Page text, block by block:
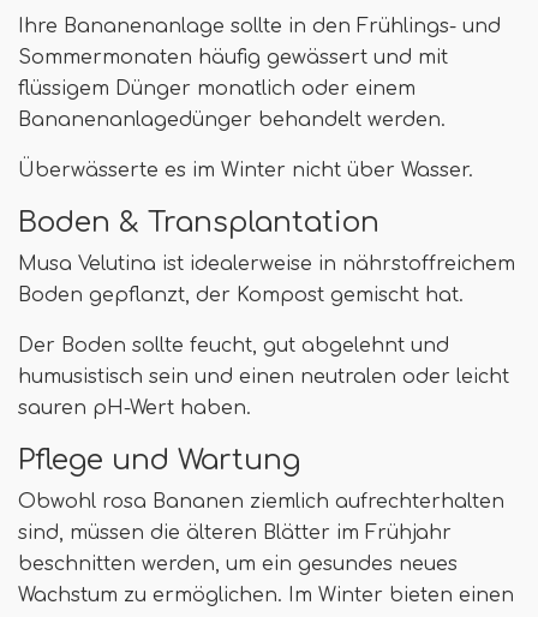
Ihre Bananenanlage sollte in den Frühlings- und
Sommermonaten häufig gewässert und mit
flüssigem Dünger monatlich oder einem
Bananenanlagedünger behandelt werden.
Überwässerte es im Winter nicht über Wasser.
Boden & Transplantation
Musa Velutina ist idealerweise in nährstoffreichem
Boden gepflanzt, der Kompost gemischt hat.
Der Boden sollte feucht, gut abgelehnt und
humusistisch sein und einen neutralen oder leicht
sauren pH-Wert haben.
Pflege und Wartung
Obwohl rosa Bananen ziemlich aufrechterhalten
sind, müssen die älteren Blätter im Frühjahr
beschnitten werden, um ein gesundes neues
Wachstum zu ermöglichen. Im Winter bieten einen